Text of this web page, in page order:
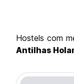
hostels com
Antilhas